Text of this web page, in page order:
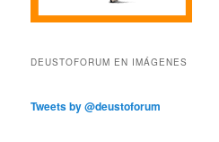
DEUSTOFORUM EN IMÁGENES
Tweets by @deustoforum